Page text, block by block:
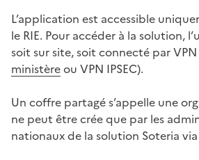
L’application est accessible
le RIE. Pour accéder à la solution,
soit sur site, soit connecté par VPN
ministèreou VPN IPSEC).
Un coffre partagé s’appelle une
ne peut être crée que par les
nationaux de la solution Soteria